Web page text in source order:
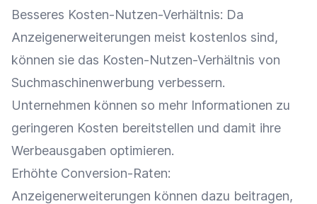
Besseres Kosten-Nutzen-Verhältnis: Da
Anzeigenerweiterungen meist kostenlos sind,
können sie das Kosten-Nutzen-Verhältnis von
Suchmaschinenwerbung verbessern.
Unternehmen können so mehr Informationen zu
geringeren Kosten bereitstellen und damit ihre
Werbeausgaben optimieren.
Erhöhte Conversion-Raten:
Anzeigenerweiterungen können dazu beitragen,